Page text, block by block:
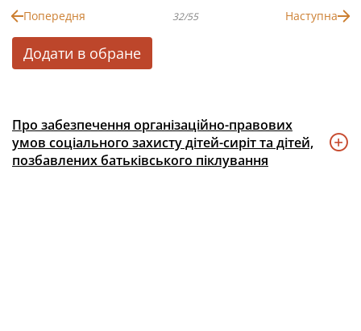
Попередня 32/55 Наступна
Додати в обране
Про забезпечення організаційно-правових
умов соціального захисту дітей-сиріт та дітей,
позбавлених батьківського піклування